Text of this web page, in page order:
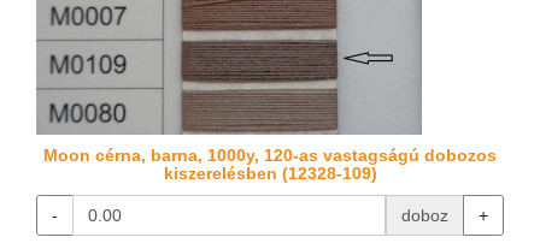
Moon cérna, barna, 1000y, 120-as vastagságú dobozos
kiszerelésben (12328-109)
- doboz +